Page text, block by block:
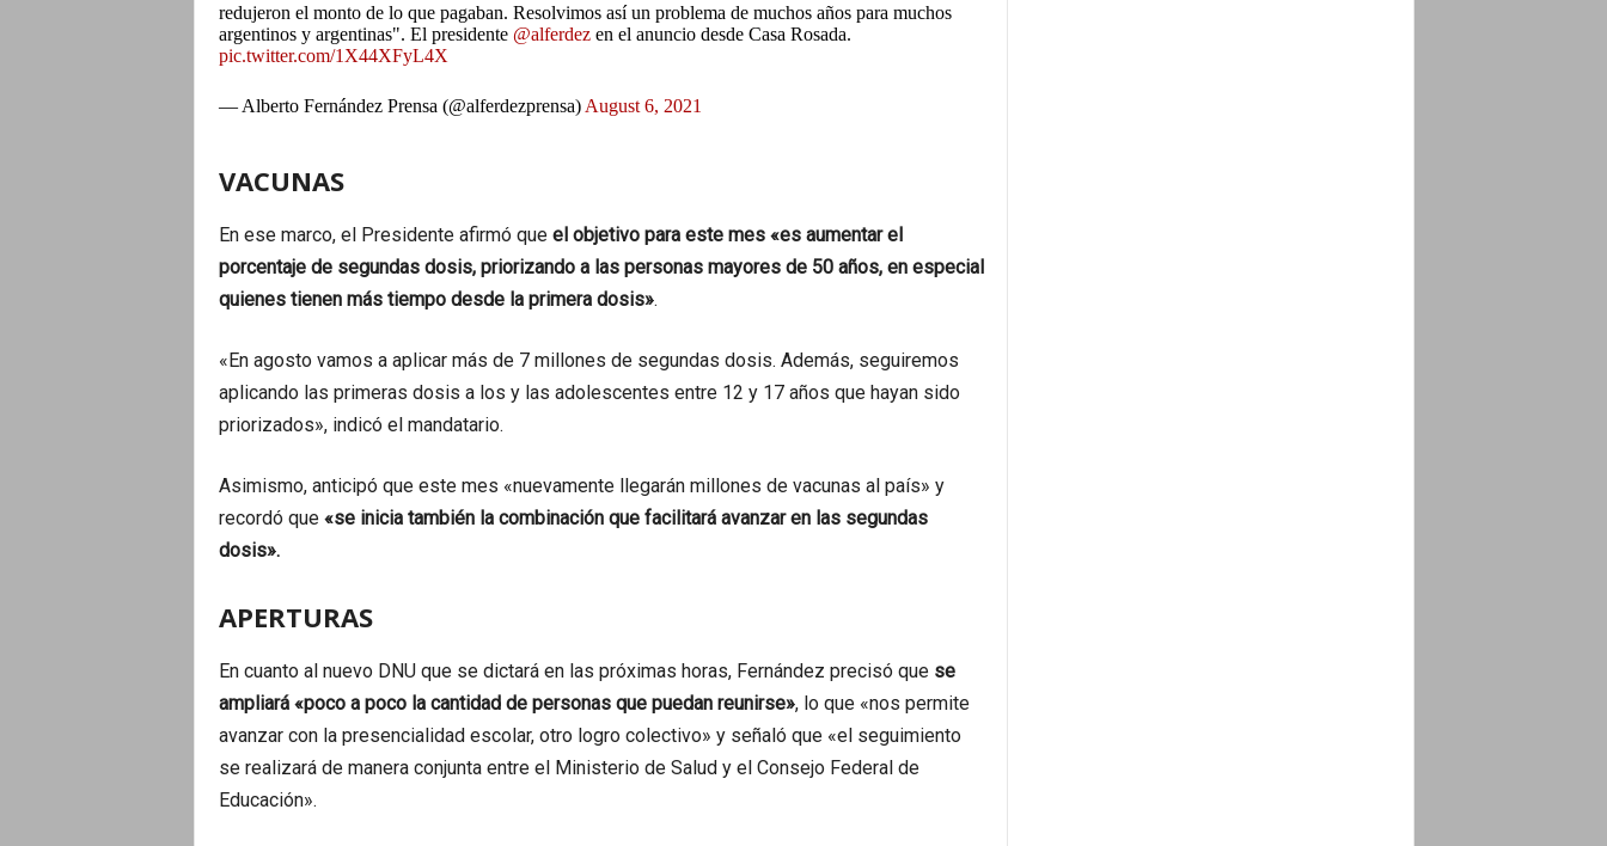
redujeron el monto de lo que pagaban. Resolvimos así un problema de muchos años para muchos
argentinos y argentinas". El presidente @alferdezen el anuncio desde Casa Rosada.
pic.twitter.com/1X44XFyL4X
— Alberto Fernández Prensa (@alferdezprensa) August 6, 2021
VACUNAS
En ese marco, el Presidente afirmó que el objetivo para este mes «es aumentar el
porcentaje de segundas dosis, priorizando a las personas mayores de 50 años, en especial
quienes tienen más tiempo desde la primera dosis».
«En agosto vamos a aplicar más de 7 millones de segundas dosis. Además, seguiremos
aplicando las primeras dosis a los y las adolescentes entre 12 y 17 años que hayan sido
priorizados», indicó el mandatario.
Asimismo, anticipó que este mes «nuevamente llegarán millones de vacunas al país» y
recordó que «se inicia también la combinación que facilitará avanzar en las segundas
dosis».
APERTURAS
En cuanto al nuevo DNU que se dictará en las próximas horas, Fernández precisó que se
ampliará «poco a poco la cantidad de personas que puedan reunirse», lo que «nos permite
avanzar con la presencialidad escolar, otro logro colectivo» y señaló que «el seguimiento
se realizará de manera conjunta entre el Ministerio de Salud y el Consejo Federal de
Educación».